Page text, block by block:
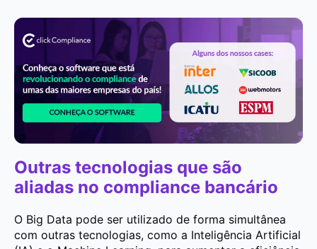
Outras tecnologias que são
aliadas no compliance bancário
O Big Data pode ser utilizado de forma simultânea
com outras tecnologias, como a Inteligência Artificial